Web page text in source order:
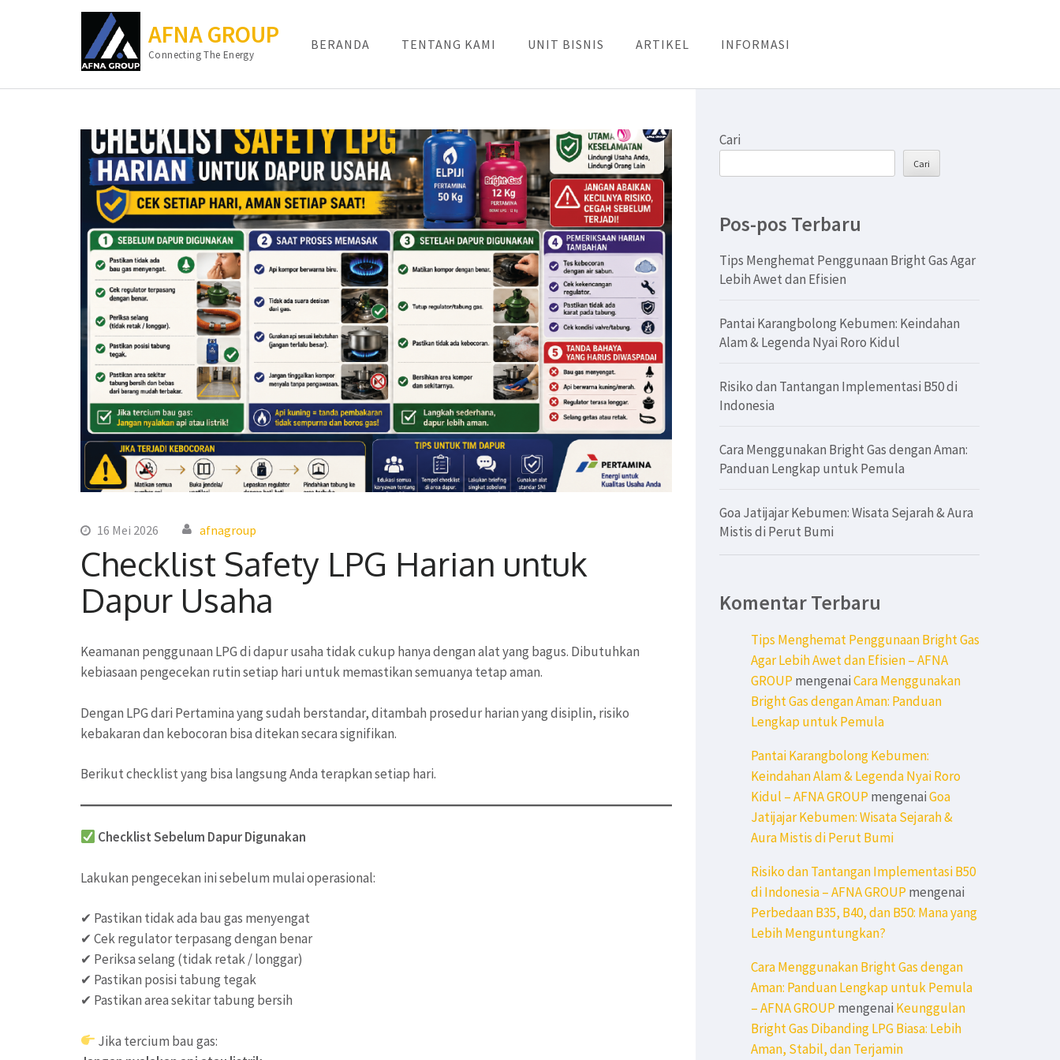
AFNA GROUP
Connecting The Energy
BERANDA TENTANG KAMI UNIT BISNIS ARTIKEL INFORMASI
16 Mei 2026 afnagroup
Checklist Safety LPG Harian untuk
Dapur Usaha
Keamanan penggunaan LPG di dapur usaha tidak cukup hanya dengan alat yang bagus. Dibutuhkan
kebiasaan pengecekan rutin setiap hari untuk memastikan semuanya tetap aman.
Dengan LPG dari Pertamina yang sudah berstandar, ditambah prosedur harian yang disiplin, risiko
kebakaran dan kebocoran bisa ditekan secara signifikan.
Berikut checklist yang bisa langsung Anda terapkan setiap hari.
Checklist Sebelum Dapur Digunakan
Lakukan pengecekan ini sebelum mulai operasional:
✔ Pastikan tidak ada bau gas menyengat
✔ Cek regulator terpasang dengan benar
✔ Periksa selang (tidak retak / longgar)
✔ Pastikan posisi tabung tegak
✔ Pastikan area sekitar tabung bersih
Jika tercium bau gas:
Cari
Cari
Pos-pos Terbaru
Tips Menghemat Penggunaan Bright Gas Agar
Lebih Awet dan Efisien
Pantai Karangbolong Kebumen: Keindahan
Alam & Legenda Nyai Roro Kidul
Risiko dan Tantangan Implementasi B50 di
Indonesia
Cara Menggunakan Bright Gas dengan Aman:
Panduan Lengkap untuk Pemula
Goa Jatijajar Kebumen: Wisata Sejarah & Aura
Mistis di Perut Bumi
Komentar Terbaru
Tips Menghemat Penggunaan Bright Gas
Agar Lebih Awet dan Efisien – AFNA
GROUPmengenaiCara Menggunakan
Bright Gas dengan Aman: Panduan
Lengkap untuk Pemula
Pantai Karangbolong Kebumen:
Keindahan Alam & Legenda Nyai Roro
Kidul – AFNA GROUPmengenaiGoa
Jatijajar Kebumen: Wisata Sejarah &
Aura Mistis di Perut Bumi
Risiko dan Tantangan Implementasi B50
di Indonesia – AFNA GROUPmengenai
Perbedaan B35, B40, dan B50: Mana yang
Lebih Menguntungkan?
Cara Menggunakan Bright Gas dengan
Aman: Panduan Lengkap untuk Pemula
– AFNA GROUPmengenai Keunggulan
Bright Gas Dibanding LPG Biasa: Lebih
Aman, Stabil, dan Terjamin